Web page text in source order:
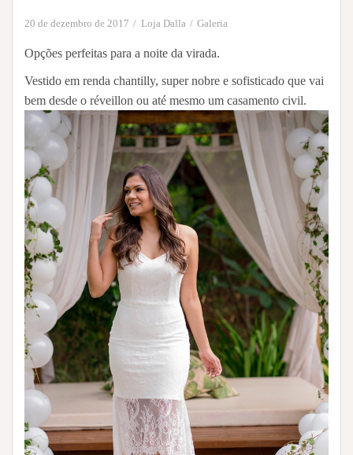
20 de dezembro de 2017 Loja Dalla Galeria
Opções perfeitas para a noite da virada.
Vestido em renda chantilly, super nobre e sofisticado que vai
bem desde o réveillon ou até mesmo um casamento civil.